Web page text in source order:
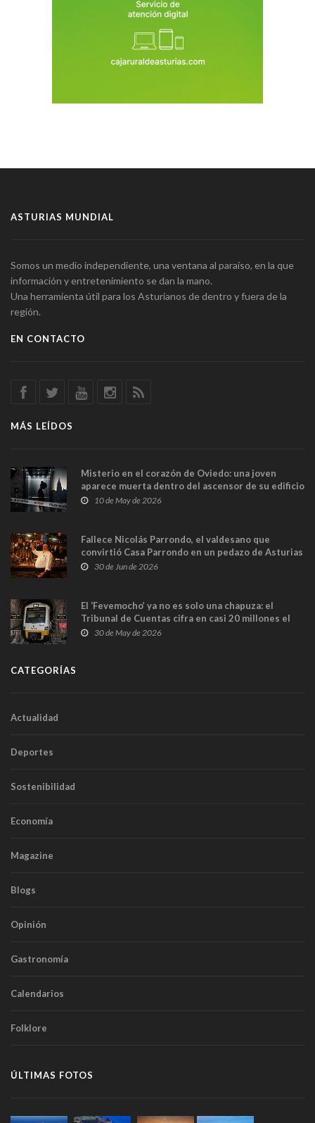
ASTURIAS MUNDIAL
Somos un medio independiente, una ventana al paraíso, en la que
información y entretenimiento se dan la mano.
Una herramienta útil para los Asturianos de dentro y fuera de la
región.
EN CONTACTO
MÁS LEÍDOS
Misterio en el corazón de Oviedo: una joven
aparece muerta dentro del ascensor de su edificio
y las cámaras captan sus últimos minutos
10 de May de 2026
Fallece Nicolás Parrondo, el valdesano que
convirtió Casa Parrondo en un pedazo de Asturias
en Madrid
30 de Jun de 2026
El ‘Fevemocho’ ya no es solo una chapuza: el
Tribunal de Cuentas cifra en casi 20 millones el
sobrecoste de los trenes que no cabían por los
30 de May de 2026
CATEGORÍAS
Actualidad
Deportes
Sostenibilidad
Economía
Magazine
Blogs
Opinión
Gastronomía
Calendarios
Folklore
ÚLTIMAS FOTOS